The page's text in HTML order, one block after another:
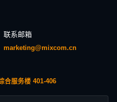
联系邮箱
marketing@mixcom.cn
合服务楼 401-406